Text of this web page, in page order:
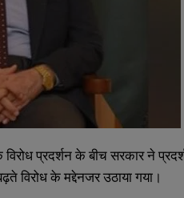
विरोध प्रदर्शन के बीच सरकार ने
विरोध के मद्देनजर उठाया गया।